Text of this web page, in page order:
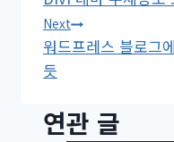
탐
색
Next
워드프레스 블로그
듯
연관 글